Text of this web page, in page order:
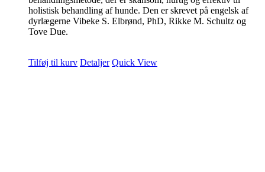
holistisk behandling af hunde. Den er skrevet på engelsk af
dyrlægerne Vibeke S. Elbrønd, PhD, Rikke M. Schultz og
Tove Due.
Tilføj til kurv Detaljer Quick View